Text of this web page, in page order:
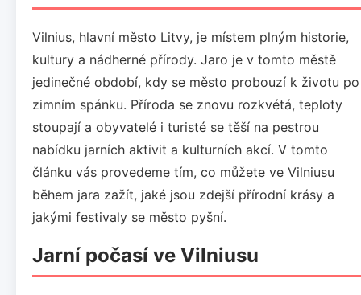
Vilnius, hlavní město Litvy, je místem plným historie,
kultury a nádherné přírody. Jaro je v tomto městě
jedinečné období, kdy se město probouzí k životu po
zimním spánku. Příroda se znovu rozkvétá, teploty
stoupají a obyvatelé i turisté se těší na pestrou
nabídku jarních aktivit a kulturních akcí. V tomto
článku vás provedeme tím, co můžete ve Vilniusu
během jara zažít, jaké jsou zdejší přírodní krásy a
jakými festivaly se město pyšní.
Jarní počasí ve Vilniusu